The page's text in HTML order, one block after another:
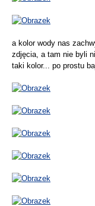
a kolor wody nas
zdjęcia, a tam nie byli
taki kolor... po prostu